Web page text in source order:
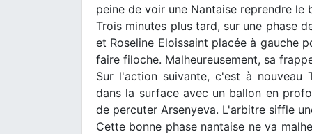
peine de voir une Nantaise reprendre le
Trois minutes plus tard, sur une phase
et Roseline Eloissaint placée à gauche
faire filoche. Malheureusement, sa
Sur l'action suivante, c'est à nouveau
dans la surface avec un ballon en
de percuter Arsenyeva. L'arbitre siffle
Cette bonne phase nantaise ne va